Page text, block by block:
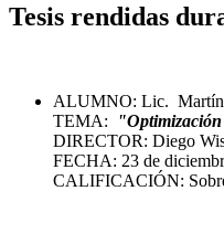
Tesis rendidas
ALUMNO: Lic. Martín
TEMA:
DIRECTOR: Diego
FECHA: 23 de
CALIFICACIÓN: